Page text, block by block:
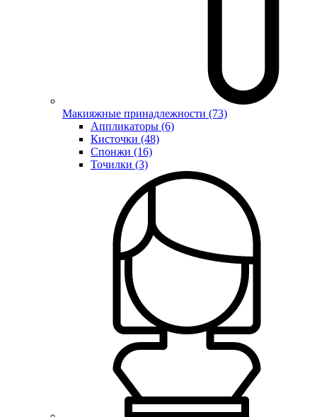
Макияжные принадлежности (73)
Аппликаторы (6)
Кисточки (48)
Спонжи (16)
Точилки (3)